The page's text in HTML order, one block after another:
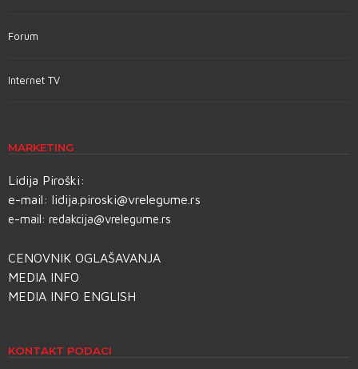
Forum
Internet TV
MARKETING
Lidija Piroški:
e-mail: lidija.piroski@vrelegume.rs
e-mail: redakcija@vrelegume.rs
CENOVNIK OGLAŠAVANJA
MEDIA INFO
MEDIA INFO ENGLISH
KONTAKT PODACI